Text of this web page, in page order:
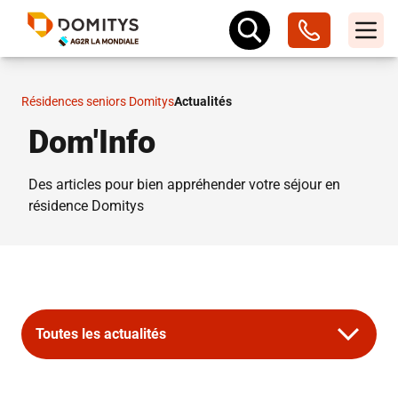
Résidences seniors DomitysActualités
Dom'Info
Des articles pour bien appréhender votre séjour en
résidence Domitys
Toutes les actualités